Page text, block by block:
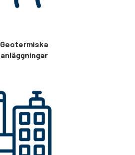
Geotermiska
anläggningar